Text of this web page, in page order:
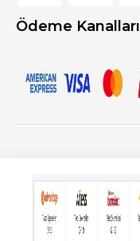
Ödeme Kanalları